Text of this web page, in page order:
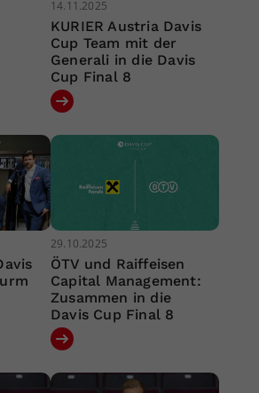
14.11.2025
KURIER Austria Davis
Cup Team mit der
Generali in die Davis
Cup Final 8
29.10.2025
ÖTV und Raiffeisen
Capital Management:
Zusammen in die
Davis Cup Final 8